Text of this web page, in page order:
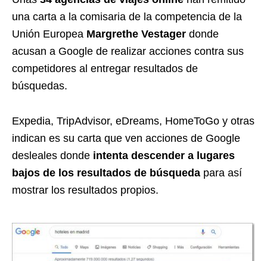
una carta a la comisaria de la competencia de la
Unión Europea Margrethe Vestager donde
acusan a Google de realizar acciones contra sus
competidores al entregar resultados de
búsquedas.
Expedia, TripAdvisor, eDreams, HomeToGo y otras
indican es su carta que ven acciones de Google
desleales donde intenta descender a lugares
bajos de los resultados de búsqueda para así
mostrar los resultados propios.